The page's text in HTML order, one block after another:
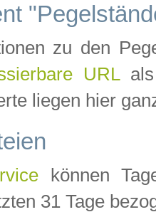
zu den
URLals
liegen hier
können
31 Tage